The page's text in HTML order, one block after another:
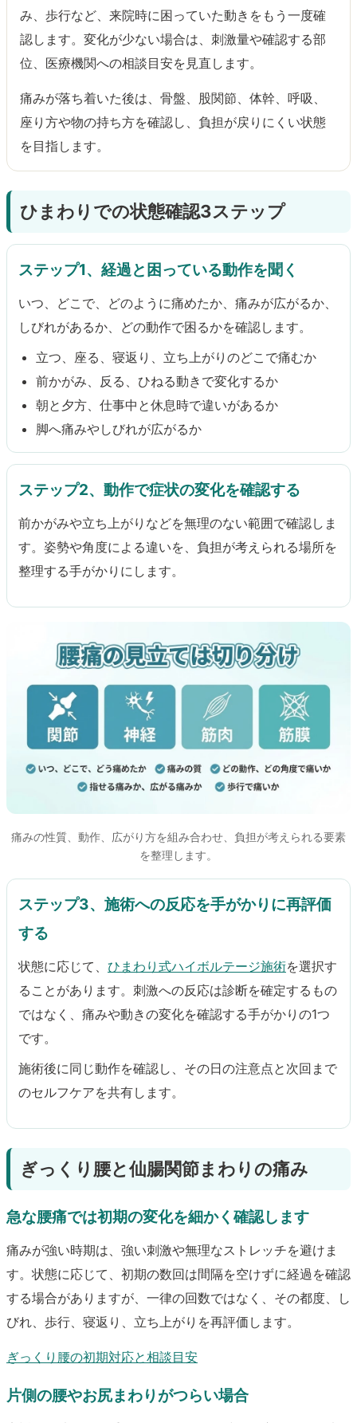
み、歩行など、来院時に困っていた動きをもう一度確
認します。変化が少ない場合は、刺激量や確認する部
位、医療機関への相談目安を見直します。
痛みが落ち着いた後は、骨盤、股関節、体幹、呼吸、
座り方や物の持ち方を確認し、負担が戻りにくい状態
を目指します。
ひまわりでの状態確認3ステップ
ステップ1、経過と困っている動作を聞く
いつ、どこで、どのように痛めたか、痛みが広がるか、
しびれがあるか、どの動作で困るかを確認します。
立つ、座る、寝返り、立ち上がりのどこで痛むか
前かがみ、反る、ひねる動きで変化するか
朝と夕方、仕事中と休息時で違いがあるか
脚へ痛みやしびれが広がるか
ステップ2、動作で症状の変化を確認する
前かがみや立ち上がりなどを無理のない範囲で確認しま
す。姿勢や角度による違いを、負担が考えられる場所を
整理する手がかりにします。
痛みの性質、動作、広がり方を組み合わせ、負担が考えられる要素
を整理します。
ステップ3、施術への反応を手がかりに再評価
する
状態に応じて、 ひまわり式ハイボルテージ施術を選択す
ることがあります。刺激への反応は診断を確定するもの
ではなく、痛みや動きの変化を確認する手がかりの1つ
です。
施術後に同じ動作を確認し、その日の注意点と次回まで
のセルフケアを共有します。
ぎっくり腰と仙腸関節まわりの痛み
急な腰痛では初期の変化を細かく確認します
痛みが強い時期は、強い刺激や無理なストレッチを避けま
す。状態に応じて、初期の数回は間隔を空けずに経過を確認
する場合がありますが、一律の回数ではなく、その都度、し
びれ、歩行、寝返り、立ち上がりを再評価します。
ぎっくり腰の初期対応と相談目安
片側の腰やお尻まわりがつらい場合